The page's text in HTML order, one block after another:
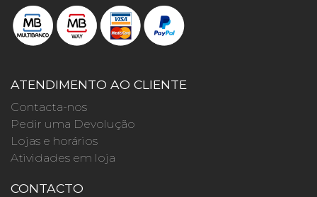
ATENDIMENTO AO CLIENTE
Contacta-nos
Pedir uma Devolução
Lojas e horários
Atividades em loja
CONTACTO